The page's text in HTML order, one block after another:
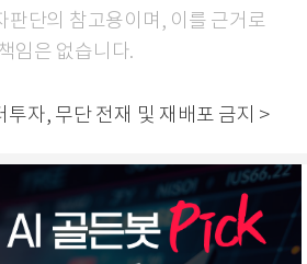
판단의 참고용이며, 이를 근거로
임은 없습니다.
자, 무단 전재 및 재배포 금지 >